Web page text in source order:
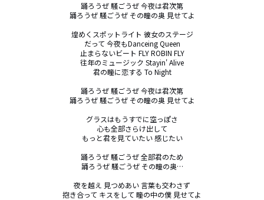
踊ろうぜ 騒ごうぜ 今夜は君次第
踊ろうぜ 騒ごうぜ その瞳の奥 見せてよ
煌めくスポットライト 彼女のステージ
だって 今夜もDanceing Queen
止まらないビート FLY ROBIN FLY
往年のミュージック Stayin' Alive
君の瞳に恋する To Night
踊ろうぜ 騒ごうぜ 今夜は君次第
踊ろうぜ 騒ごうぜ その瞳の奥 見せてよ
グラスはもうすでに空っぽさ
心も全部さらけ出して
もっと君を見ていたい 感じたい
踊ろうぜ 騒ごうぜ 全部君のため
踊ろうぜ 騒ごうぜ その瞳の奥…
夜を越え 見つめあい 言葉も交わさず
抱き合って キスをして 瞳の中の僕 見せてよ